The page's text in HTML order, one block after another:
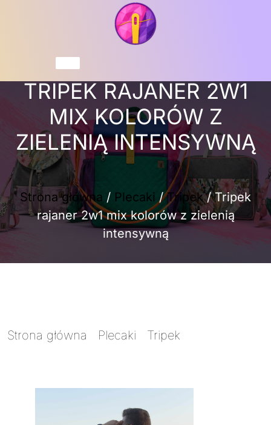
TRIPEK RAJANER 2W1
MIX KOLORÓW Z
ZIELENIĄ INTENSYWNĄ
Strona główna / Plecaki /Tripek/ Tripek
rajaner 2w1 mix kolorów z zielenią
intensywną
Strona główna Plecaki Tripek